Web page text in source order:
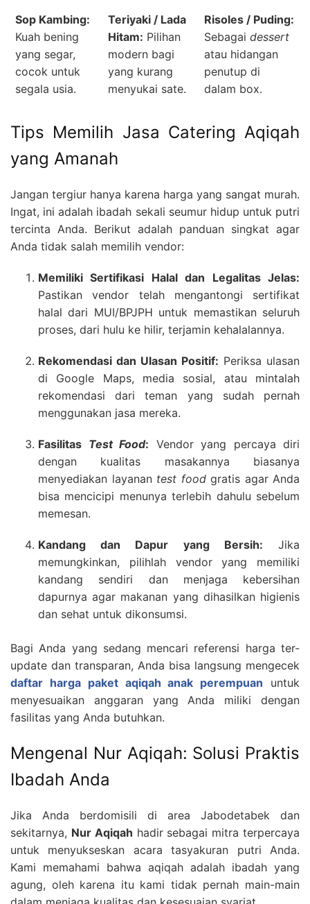
Sop Kambing:
Kuah bening
yang segar,
cocok untuk
segala usia.
Teriyaki / Lada
Hitam: Pilihan
modern bagi
yang kurang
menyukai sate.
Risoles / Puding:
Sebagai dessert
atau hidangan
penutup di
dalam box.
Tips Memilih Jasa Catering Aqiqah
yang Amanah
Jangan tergiur hanya karena harga yang sangat murah.
Ingat, ini adalah ibadah sekali seumur hidup untuk putri
tercinta Anda. Berikut adalah panduan singkat agar
Anda tidak salah memilih vendor:
Memiliki Sertifikasi Halal dan Legalitas Jelas:
Pastikan vendor telah mengantongi sertifikat
halal dari MUI/BPJPH untuk memastikan seluruh
proses, dari hulu ke hilir, terjamin kehalalannya.
Rekomendasi dan Ulasan Positif: Periksa ulasan
di Google Maps, media sosial, atau mintalah
rekomendasi dari teman yang sudah pernah
menggunakan jasa mereka.
Fasilitas Test Food: Vendor yang percaya diri
dengan kualitas masakannya biasanya
menyediakan layanan test foodgratis agar Anda
bisa mencicipi menunya terlebih dahulu sebelum
memesan.
Kandang dan Dapur yang Bersih: Jika
memungkinkan, pilihlah vendor yang memiliki
kandang sendiri dan menjaga kebersihan
dapurnya agar makanan yang dihasilkan higienis
dan sehat untuk dikonsumsi.
Bagi Anda yang sedang mencari referensi harga ter-
update dan transparan, Anda bisa langsung mengecek
daftar harga paket aqiqah anak perempuan untuk
menyesuaikan anggaran yang Anda miliki dengan
fasilitas yang Anda butuhkan.
Mengenal Nur Aqiqah: Solusi Praktis
Ibadah Anda
Jika Anda berdomisili di area Jabodetabek dan
sekitarnya, Nur Aqiqah hadir sebagai mitra terpercaya
untuk menyukseskan acara tasyakuran putri Anda.
Kami memahami bahwa aqiqah adalah ibadah yang
agung, oleh karena itu kami tidak pernah main-main